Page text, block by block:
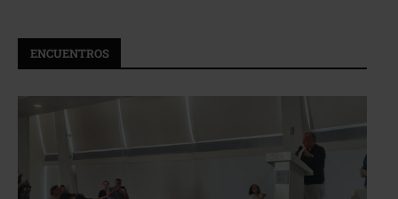
ENCUENTROS